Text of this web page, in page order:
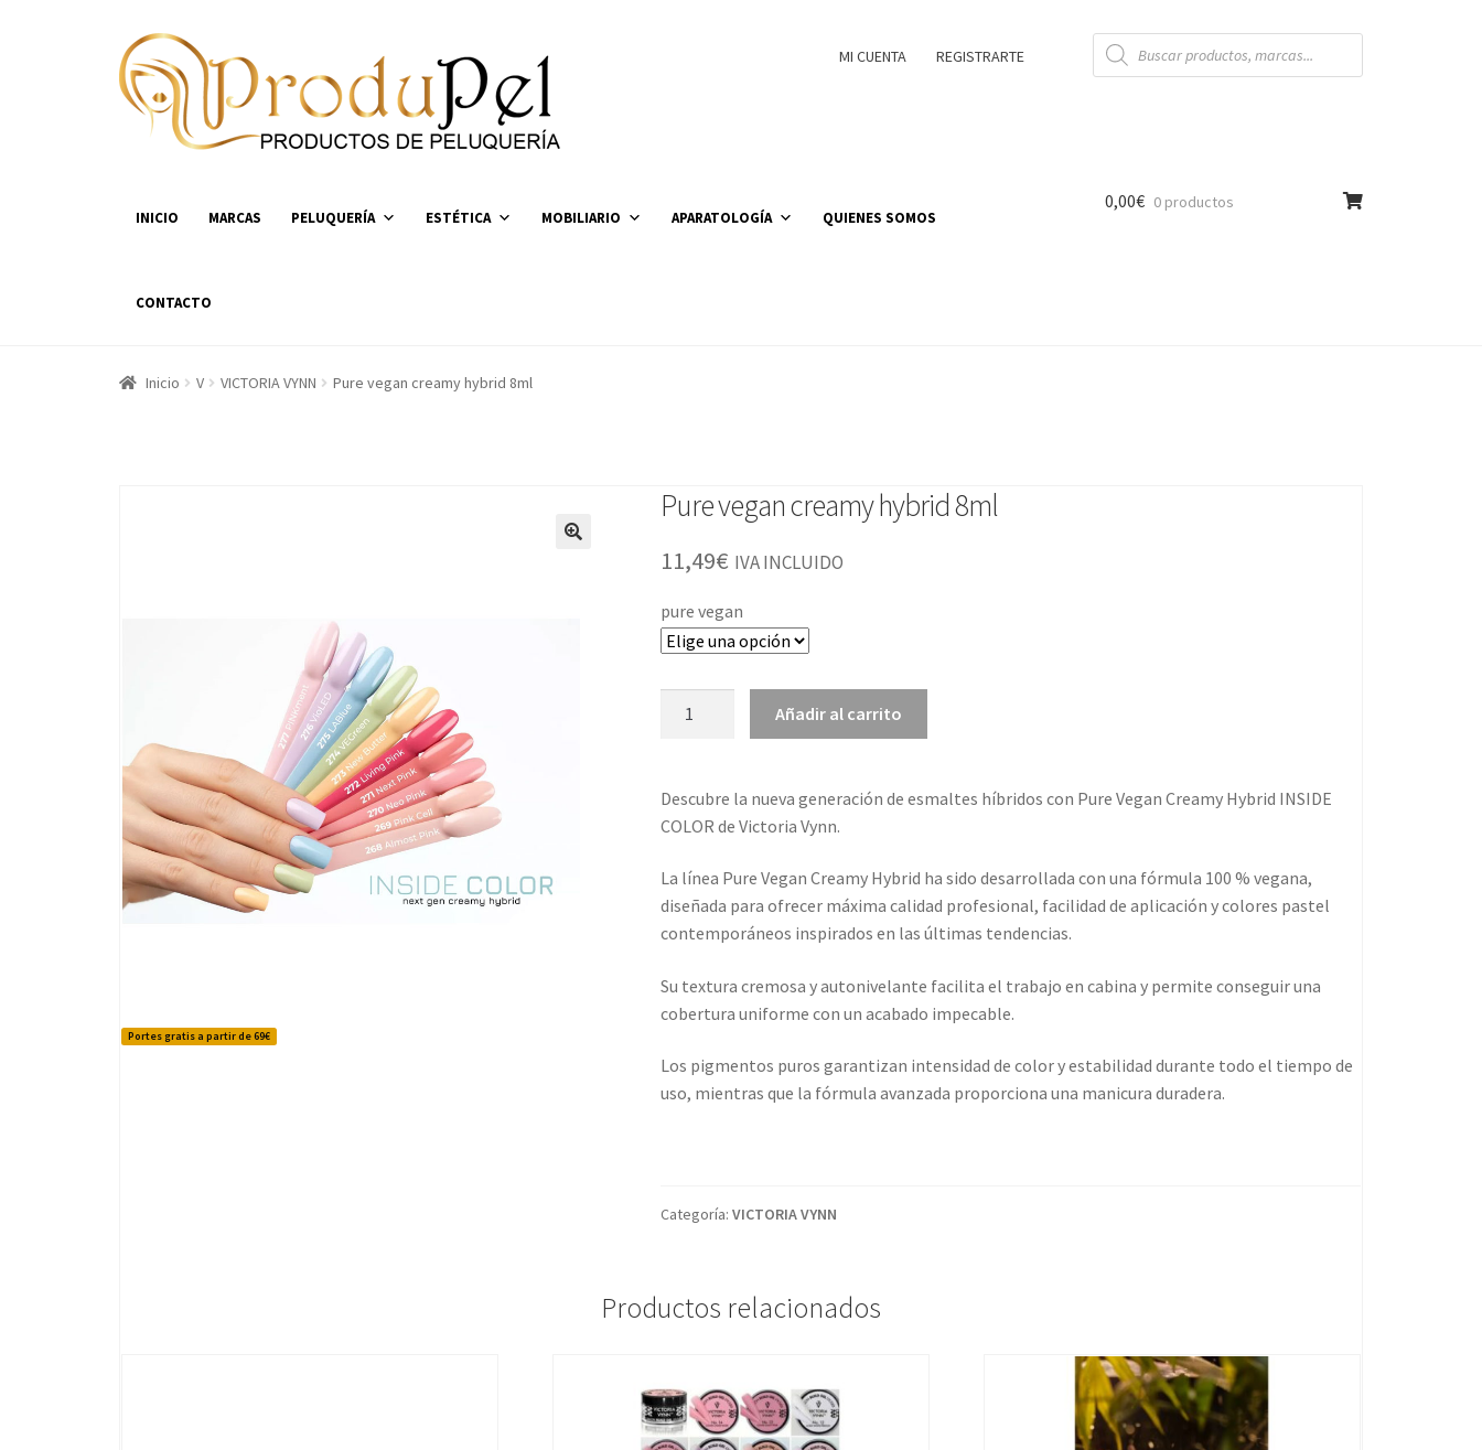
Ir
a
la
navegación
Ir
al
contenido
MI CUENTA REGISTRARTE
Búsqueda
de
productos
INICIO MARCAS PELUQUERÍA ESTÉTICA MOBILIARIO APARATOLOGÍA QUIENES SOMOS
CONTACTO
0,00€ 0 productos
Inicio V VICTORIA VYNN Pure vegan creamy hybrid 8ml
Portes gratis a partir de 69€
Pure vegan creamy hybrid 8ml
11,49€ IVA INCLUIDO
pure vegan
8ml
cantidad
Añadir al carrito
Descubre la nueva generación de esmaltes híbridos con Pure Vegan Creamy Hybrid INSIDE
COLOR de Victoria Vynn.
La línea Pure Vegan Creamy Hybrid ha sido desarrollada con una fórmula 100 % vegana,
diseñada para ofrecer máxima calidad profesional, facilidad de aplicación y colores pastel
contemporáneos inspirados en las últimas tendencias.
Su textura cremosa y autonivelante facilita el trabajo en cabina y permite conseguir una
cobertura uniforme con un acabado impecable.
Los pigmentos puros garantizan intensidad de color y estabilidad durante todo el tiempo de
uso, mientras que la fórmula avanzada proporciona una manicura duradera.
Categoría: VICTORIA VYNN
Productos relacionados